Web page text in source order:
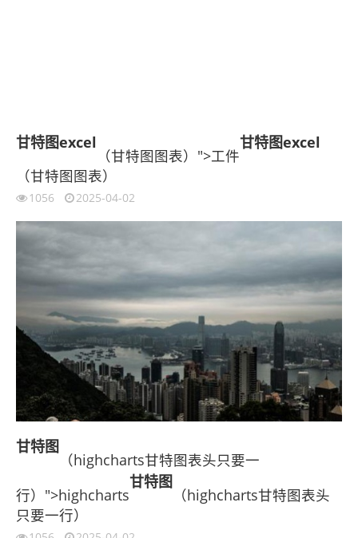
甘特图excel
（甘特图图表）">工件
甘特图excel
（甘特图图表）
1056 2025-04-02
甘特图
（highcharts甘特图表头只要一
行）">highcharts
甘特图
（highcharts甘特图表头
只要一行）